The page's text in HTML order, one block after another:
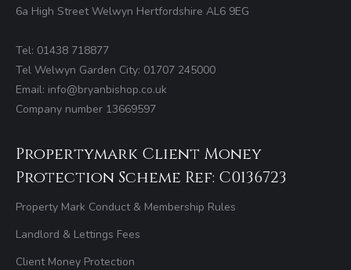
6a High Street Welwyn Hertfordshire AL6 9EG
Tel: 01438 718877
Tel Welwyn Garden City: 01707 245000
Email: info@bryanbishop.co.uk
Company number 13669597
Propertymark Client Money
Protection Scheme Ref: C0136723
Property Mark Conduct & Membership Rules
Landlord & Lettings Fees
Client Money Protection